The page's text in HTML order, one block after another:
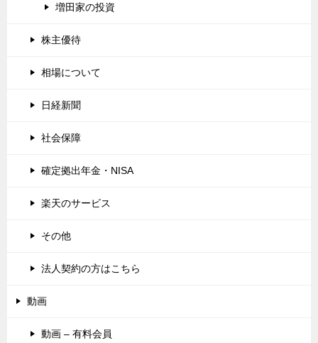
増田家の投資
株主優待
相場について
日経新聞
社会保障
確定拠出年金・NISA
楽天のサービス
その他
法人契約の方はこちら
動画
動画 – 有料会員